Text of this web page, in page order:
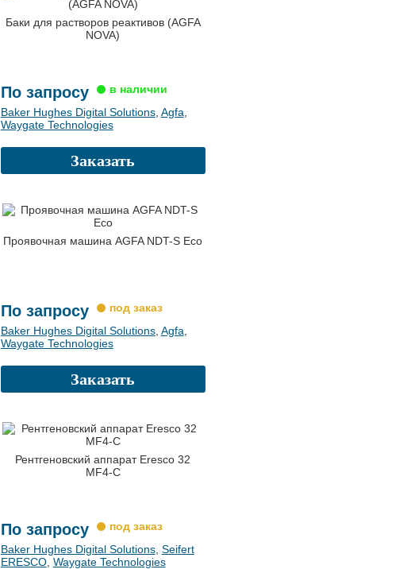
Баки для растворов реактивов (AGFA
NOVA)
По запросу
Baker Hughes Digital Solutions, Agfa,
Waygate Technologies
Заказать
Проявочная машина AGFA NDT-S Eco
По запросу
Baker Hughes Digital Solutions, Agfa,
Waygate Technologies
Заказать
Рентгеновский аппарат Eresco 32
MF4-C
По запросу
Baker Hughes Digital Solutions, Seifert
ERESCO, Waygate Technologies